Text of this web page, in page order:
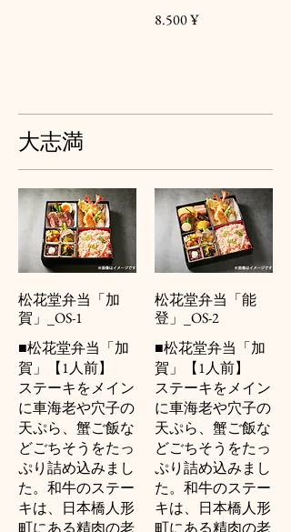
8.500 ¥
大志満
松花堂弁当「加
賀」_OS-1
■松花堂弁当「加
賀」【1人前】
ステーキをメイン
に車海老や穴子の
天ぷら、蟹ご飯な
どごちそうをたっ
ぷり詰め込みまし
た。和牛のステー
キは、日本橋人形
松花堂弁当「能
登」_OS-2
■松花堂弁当「加
賀」【1人前】
ステーキをメイン
に車海老や穴子の
天ぷら、蟹ご飯な
どごちそうをたっ
ぷり詰め込みまし
た。和牛のステー
キは、日本橋人形